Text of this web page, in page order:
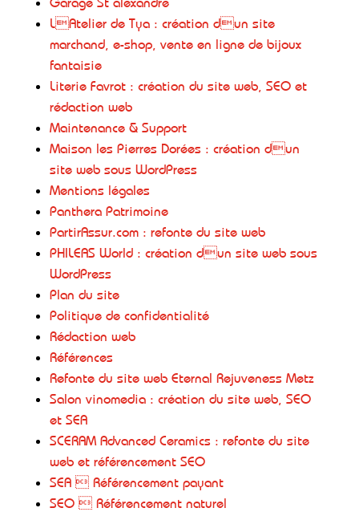
LAtelier de Tya : création dun site
marchand, e-shop, vente en ligne de bijoux
fantaisie
Literie Favrot : création du site web, SEO et
rédaction web
Maintenance & Support
Maison les Pierres Dorées : création dun
site web sous WordPress
Mentions légales
Panthera Patrimoine
PartirAssur.com : refonte du site web
PHILEAS World : création dun site web sous
WordPress
Plan du site
Politique de confidentialité
Rédaction web
Références
Refonte du site web Eternal Rejuveness Metz
Salon vinomedia : création du site web, SEO
et SEA
SCERAM Advanced Ceramics : refonte du site
web et référencement SEO
SEA  Référencement payant
SEO  Référencement naturel